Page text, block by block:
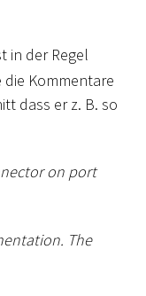
in der Regel
Kommentare
dass er z. B. so
on port
The